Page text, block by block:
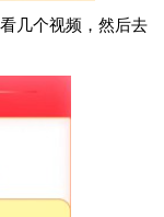
几个视频，然后去